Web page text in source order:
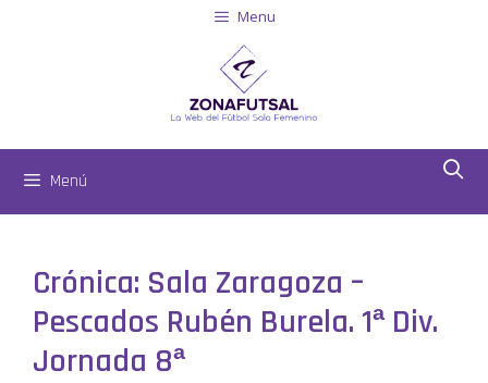
Menu
Menú
Crónica: Sala Zaragoza –
Pescados Rubén Burela. 1ª Div.
Jornada 8ª